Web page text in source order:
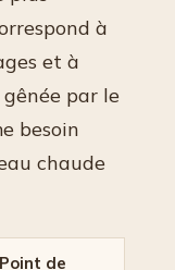
à
et à
par le
besoin
chaude
Point de